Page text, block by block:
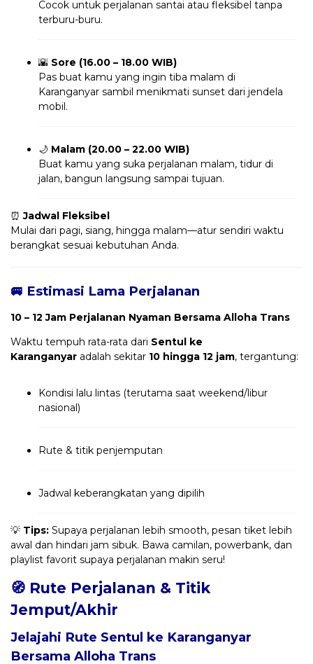
Cocok untuk perjalanan santai atau fleksibel tanpa
terburu-buru.
🌇 Sore (16.00 – 18.00 WIB)
Pas buat kamu yang ingin tiba malam di
Karanganyar sambil menikmati sunset dari jendela
mobil.
🌙 Malam (20.00 – 22.00 WIB)
Buat kamu yang suka perjalanan malam, tidur di
jalan, bangun langsung sampai tujuan.
⏰Jadwal Fleksibel
Mulai dari pagi, siang, hingga malam—atur sendiri waktu
berangkat sesuai kebutuhan Anda.
🚐 Estimasi Lama Perjalanan
10 – 12 Jam Perjalanan Nyaman Bersama Alloha Trans
Waktu tempuh rata-rata dari Sentul ke
Karanganyar adalah sekitar 10 hingga 12 jam, tergantung:
Kondisi lalu lintas (terutama saat weekend/libur
nasional)
Rute & titik penjemputan
Jadwal keberangkatan yang dipilih
💡 Tips: Supaya perjalanan lebih smooth, pesan tiket lebih
awal dan hindari jam sibuk. Bawa camilan, powerbank, dan
playlist favorit supaya perjalanan makin seru!
🧭 Rute Perjalanan & Titik
Jemput/Akhir
Jelajahi Rute Sentul ke Karanganyar
Bersama Alloha Trans